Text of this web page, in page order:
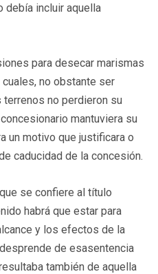
debía incluir aquella
para desecar marismas
no obstante ser
no perdieron su
mantuviera su
un motivo que justificara o
caducidad de la concesión.
se confiere al título
habrá que estar para
y los efectos de la
de esasentencia
también de aquella